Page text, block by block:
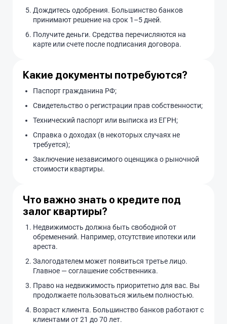
Дождитесь одобрения. Большинство банков
принимают решение на срок 1–5 дней.
Получите деньги. Средства перечисляются на
карте или счете после подписания договора.
Какие документы потребуются?
Паспорт гражданина РФ;
Свидетельство о регистрации прав собственности;
Технический паспорт или выписка из ЕГРН;
Справка о доходах (в некоторых случаях не
требуется);
Заключение независимого оценщика о рыночной
стоимости квартиры.
Что важно знать о кредите под
залог квартиры?
Недвижимость должна быть свободной от
обременений. Например, отсутствие ипотеки или
ареста.
Залогодателем может появиться третье лицо.
Главное — соглашение собственника.
Право на недвижимость приоритетно для вас. Вы
продолжаете пользоваться жильем полностью.
Возраст клиента. Большинство банков работают с
клиентами от 21 до 70 лет.